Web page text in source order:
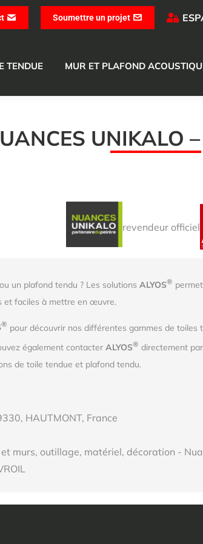
Soumettre un projet
TENDUE MUR ET PLAFOND
UNIKALO
revendeur officiel
un plafond tendu ? Les solutions ALYOS®
et faciles à mettre en œuvre.
® pour découvrir nos différentes gammes de
également contacter ALYOS® directement
de toile tendue et plafond tendu.
HAUTMONT, France
murs, outillage, matériel, décoration -